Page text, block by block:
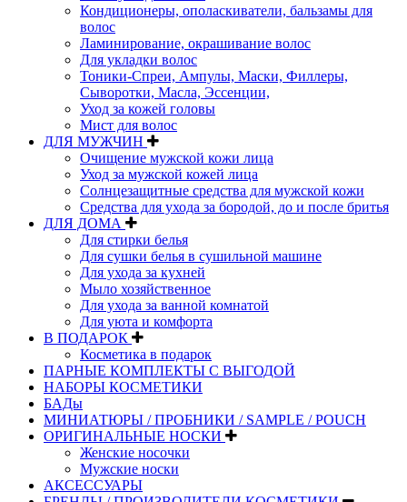
Кондиционеры, ополаскиватели, бальзамы для
волос
Ламинирование, окрашивание волос
Для укладки волос
Тоники-Спреи, Ампулы, Маски, Филлеры,
Сыворотки, Масла, Эссенции,
Уход за кожей головы
Мист для волос
ДЛЯ МУЖЧИН
Очищение мужской кожи лица
Уход за мужской кожей лица
Солнцезащитные средства для мужской кожи
Средства для ухода за бородой, до и после бритья
ДЛЯ ДОМА
Для стирки белья
Для сушки белья в сушильной машине
Для ухода за кухней
Мыло хозяйственное
Для ухода за ванной комнатой
Для уюта и комфорта
В ПОДАРОК
Косметика в подарок
ПАРНЫЕ КОМПЛЕКТЫ С ВЫГОДОЙ
НАБОРЫ КОСМЕТИКИ
БАДы
МИНИАТЮРЫ / ПРОБНИКИ / SAMPLE / POUCH
ОРИГИНАЛЬНЫЕ НОСКИ
Женские носочки
Мужские носки
АКСЕССУАРЫ